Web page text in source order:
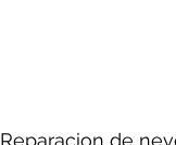
Reparacion de